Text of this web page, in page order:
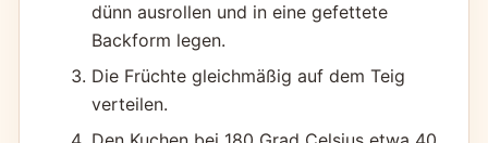
dünn ausrollen und in eine gefettete
Backform legen.
Die Früchte gleichmäßig auf dem Teig
verteilen.